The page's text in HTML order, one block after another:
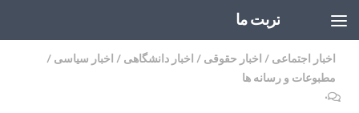
تربت ما
اخبار اجتماعی / اخبار حقوقی / اخبار دانشگاهی / اخبار سیاسی /
مطبوعات و رسانه ها
۰